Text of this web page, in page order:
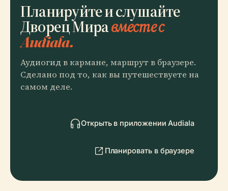
Планируйте и слушайте
Дворец Миравместе с
Audiala.
Аудиогид в кармане, маршрут в браузере.
Сделано под то, как вы путешествуете на
самом деле.
Открыть в приложении Audiala
Планировать в браузере